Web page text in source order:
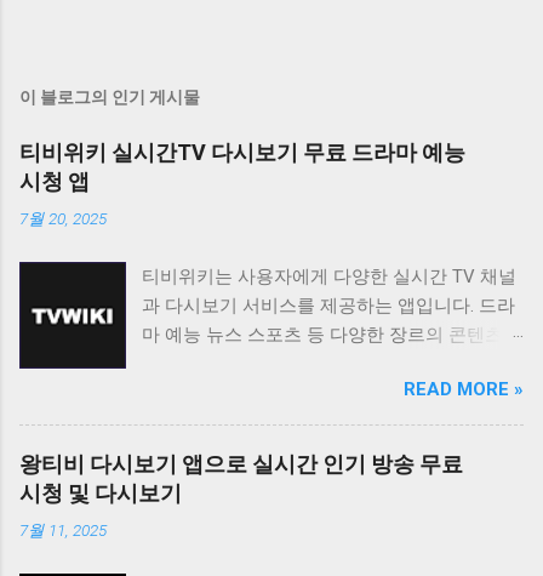
이 블로그의 인기 게시물
티비위키 실시간TV 다시보기 무료 드라마 예능
시청 앱
7월 20, 2025
티비위키는 사용자에게 다양한 실시간 TV 채널
과 다시보기 서비스를 제공하는 앱입니다. 드라
마 예능 뉴스 스포츠 등 다양한 장르의 콘텐츠를
적인 인터페이스를 통해 편리한 시청 환경을 제
공합니다. 티비위키는 바쁜 일상 속에서 놓친 프
로그램을 다시 보고 싶거나 실시간으로 즐겨보
고 싶은 채널을 시청하고 싶은 사용자에게 유용
한 앱입니다. 다양한 콘텐츠를 무료로 제공하며
READ MORE »
왕티비 다시보기 앱으로 실시간 인기 방송 무료
시청 및 다시보기
7월 11, 2025